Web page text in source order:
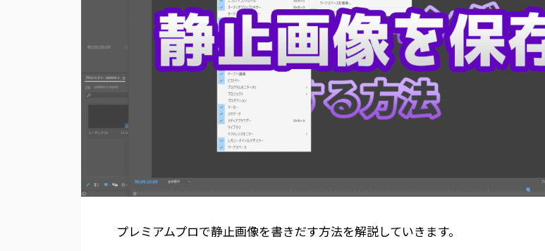
プレミアムプロで静止画像を書きだす方法を解説していきます。